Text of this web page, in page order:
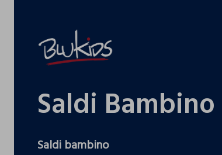
Saldi Bambino
Saldi bambino